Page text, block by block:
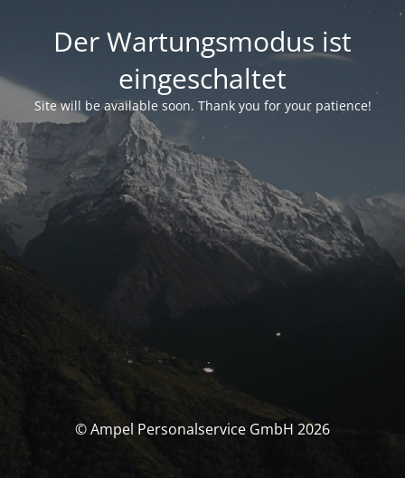
Der Wartungsmodus ist
eingeschaltet
Site will be available soon. Thank you for your patience!
© Ampel Personalservice GmbH 2026